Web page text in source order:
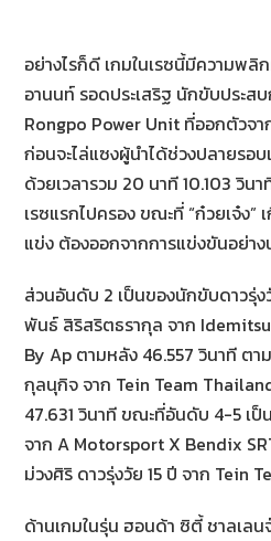
อย่างไรก็ดี เกมในเรซนี้มีความพลิ
อานนท์ รอดประเสริฐ นักขับประส
Rongpo Power Unit ที่ออกตัวจา
ก่อนจะไล่แซงผู้นำได้ช่วงปลายรอ
ด้วยเวลารวม 20 นาที 10.103 วิน
เรซแรกไปครอง ขณะที่ “ก๋วยเจ๋
แข่ง ต้องออกจากการแข่งขันอย่าง
ส่วนอันดับ 2 เป็นของนักขับดาวรุ่ง
พันธ์ สิริสริตธรากุล จาก
By Ap ตามหลัง 46.557 วินาที ต
กุลนุกิจ จาก Tein Team
47.631 วินาที ขณะที่อันดับ 4-5 เ
จาก A Motorsport X Bendix
ม่วงศิริ ดาวรุ่งวัย 15 ปี จาก Tein
ด้านเกมในรุ่น ฮอนด้า ซิตี้ ชาลเลน